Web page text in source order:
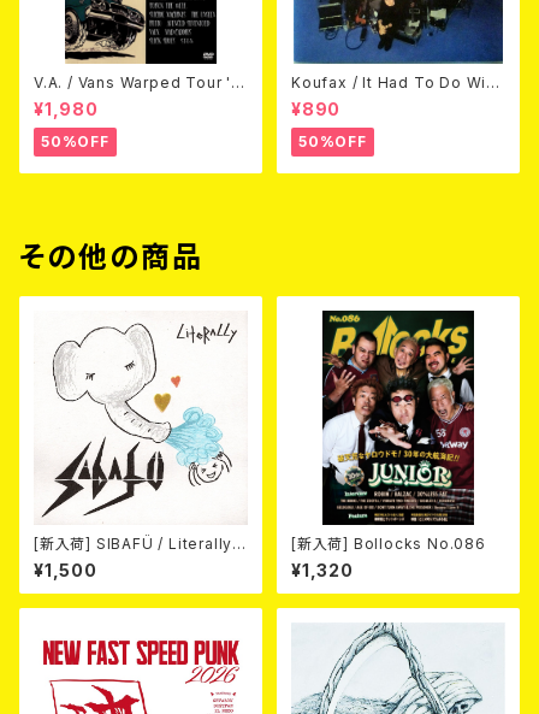
V.A. / Vans Warped Tour '0
3 (DVD)
¥1,980
50%OFF
Koufax / It Had To Do With
Love (CD)
¥890
50%OFF
その他の商品
[新入荷] SIBAFÜ / Literally
(7"EP)
¥1,500
[新入荷] Bollocks No.086
¥1,320